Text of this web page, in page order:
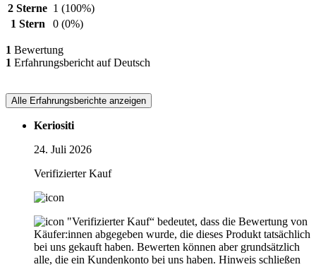
2 Sterne 1 (100%)
1 Stern
0 (0%)
1 Bewertung
1 Erfahrungsbericht auf Deutsch
Alle Erfahrungsberichte anzeigen
Keriositi
24. Juli 2026
Verifizierter Kauf
"Verifizierter Kauf“ bedeutet, dass die Bewertung von
Käufer:innen abgegeben wurde, die dieses Produkt tatsächlich
bei uns gekauft haben. Bewerten können aber grundsätzlich
alle, die ein Kundenkonto bei uns haben. Hinweis schließen